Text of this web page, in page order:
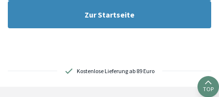
Zur Startseite
Kostenlose Lieferung ab 89 Euro
TOP